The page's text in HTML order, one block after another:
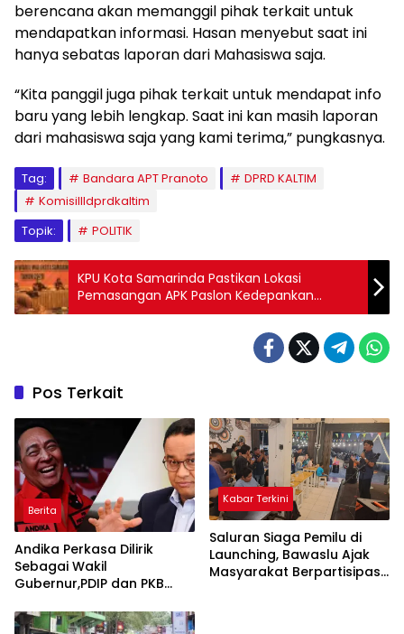
berencana akan memanggil pihak terkait untuk
mendapatkan informasi. Hasan menyebut saat ini
hanya sebatas laporan dari Mahasiswa saja.
“Kita panggil juga pihak terkait untuk mendapat info
baru yang lebih lengkap. Saat ini kan masih laporan
dari mahasiswa saja yang kami terima,” pungkasnya.
Tag: Bandara APT Pranoto
DPRD KALTIM
KomisiIIIdprdkaltim
Topik:
POLITIK
KPU Kota Samarinda Pastikan Lokasi
Pemasangan APK Paslon Kedepankan
Keadilan dan Transparan
Pos Terkait
Berita
Andika Perkasa Dilirik
Sebagai Wakil
Gubernur,PDIP dan PKB
Jakarta
Kabar Terkini
Saluran Siaga Pemilu di
Launching, Bawaslu Ajak
Masyarakat Berpartisipasi